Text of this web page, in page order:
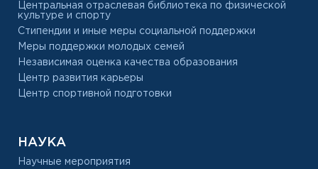
Центральная отраслевая библиотека по физической
культуре и спорту
Стипендии и иные меры социальной поддержки
Меры поддержки молодых семей
Независимая оценка качества образования
Центр развития карьеры
Центр спортивной подготовки
НАУКА
Научные мероприятия